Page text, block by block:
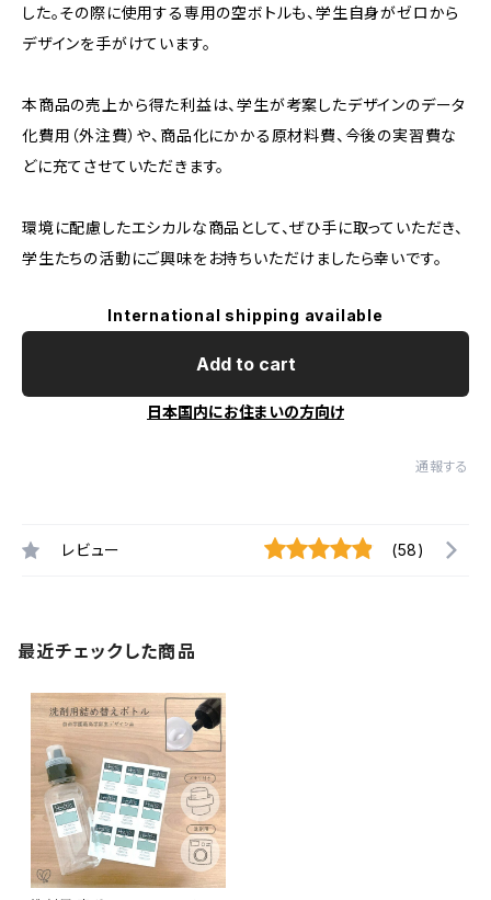
した。その際に使用する専用の空ボトルも、学生自身がゼロから
デザインを手がけています。
本商品の売上から得た利益は、学生が考案したデザインのデータ
化費用（外注費）や、商品化にかかる原材料費、今後の実習費な
どに充てさせていただきます。
環境に配慮したエシカルな商品として、ぜひ手に取っていただき、
学生たちの活動にご興味をお持ちいただけましたら幸いです。
International shipping available
Add to cart
日本国内にお住まいの方向け
通報する
レビュー (58)
最近チェックした商品